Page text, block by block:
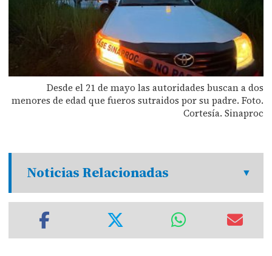
Desde el 21 de mayo las autoridades buscan a dos
menores de edad que fueros sutraidos por su padre. Foto.
Cortesía. Sinaproc
Noticias Relacionadas